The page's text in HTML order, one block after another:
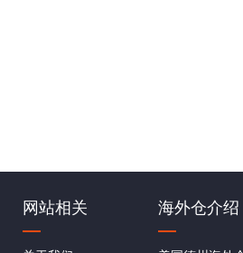
网站相关 海外仓介绍